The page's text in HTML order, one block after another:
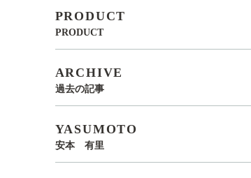
PRODUCT
PRODUCT
ARCHIVE
過去の記事
YASUMOTO
安本 有里